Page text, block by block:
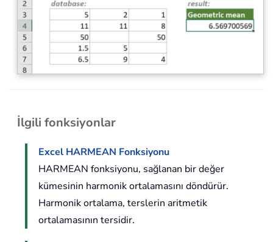
İlgili fonksiyonlar
Excel HARMEAN Fonksiyonu
HARMEAN fonksiyonu, sağlanan bir değer
kümesinin harmonik ortalamasını döndürür.
Harmonik ortalama, terslerin aritmetik
ortalamasının tersidir.